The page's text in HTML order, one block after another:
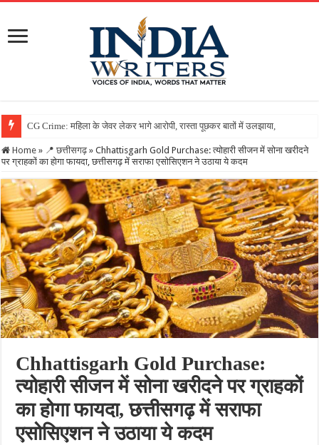
Home » 📍 छत्तीसगढ़ » Chhattisgarh Gold Purchase: त्योहारी सीजन में सोना खरीदने
पर ग्राहकों का होगा फायदा, छत्तीसगढ़ में सराफा एसोसिएशन ने उठाया ये कदम
Chhattisgarh Gold Purchase:
त्योहारी सीजन में सोना खरीदने पर ग्राहकों
का होगा फायदा, छत्तीसगढ़ में सराफा
एसोसिएशन ने उठाया ये कदम